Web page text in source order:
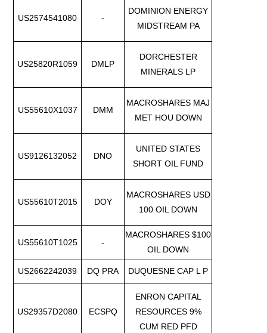
US2574541080 -
DOMINION ENERGY
MIDSTREAM PA
US25820R1059 DMLP
DORCHESTER
MINERALS LP
US55610X1037 DMM
MACROSHARES MAJ
MET HOU DOWN
US9126132052 DNO
UNITED STATES
SHORT OIL FUND
US55610T2015 DOY
MACROSHARES USD
100 OIL DOWN
US55610T1025 -
MACROSHARES $100
OIL DOWN
US2662242039 DQ PRA DUQUESNE CAP L P
US29357D2080 ECSPQ
ENRON CAPITAL
RESOURCES 9%
CUM RED PFD